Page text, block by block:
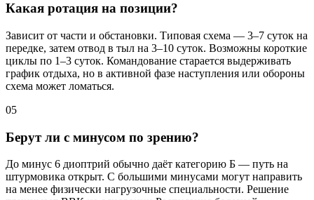
Какая ротация на позиции?
Зависит от части и обстановки. Типовая схема — 3–7 суток на
передке, затем отвод в тыл на 3–10 суток. Возможны короткие
циклы по 1–3 суток. Командование старается выдерживать
график отдыха, но в активной фазе наступления или обороны
схема может ломаться.
05
Берут ли с минусом по зрению?
До минус 6 диоптрий обычно даёт категорию Б — путь на
штурмовика открыт. С большими минусами могут направить
на менее физически нагрузочные специальности. Решение